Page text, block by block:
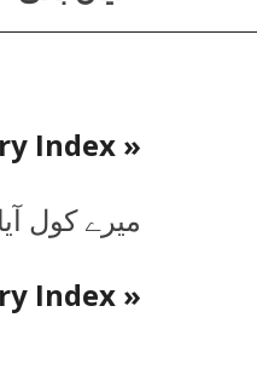
« Back to Glossary Index
میرے کول
« Back to Glossary Index